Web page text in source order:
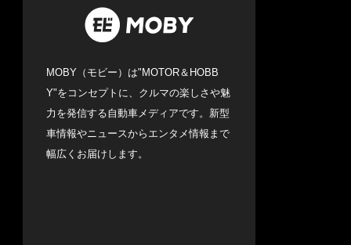
MOBY（モビー）は"MOTOR＆HOBB
Y"をコンセプトに、クルマの楽しさや魅
力を発信する自動車メディアです。新型
車情報やニュースからエンタメ情報まで
幅広くお届けします。